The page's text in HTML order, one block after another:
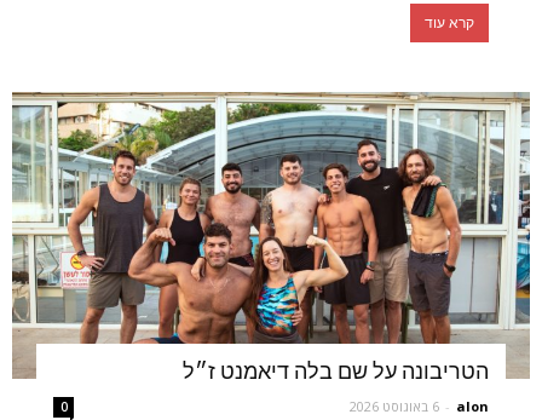
קרא עוד
הטריבונה על שם בלה דיאמנט ז״ל
alon
- 6 באוגוסט 2026 0